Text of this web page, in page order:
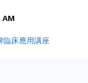
臨床應用講座